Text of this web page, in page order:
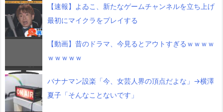
【速報】よゐこ、新たなゲームチャンネルを立ち上げ
最初にマイクラをプレイする
【動画】昔のドラマ、今見るとアウトすぎるｗｗｗｗ
ｗｗｗｗｗ
バナナマン設楽「今、女芸人界の頂点だよな」→横澤
夏子「そんなことないです」